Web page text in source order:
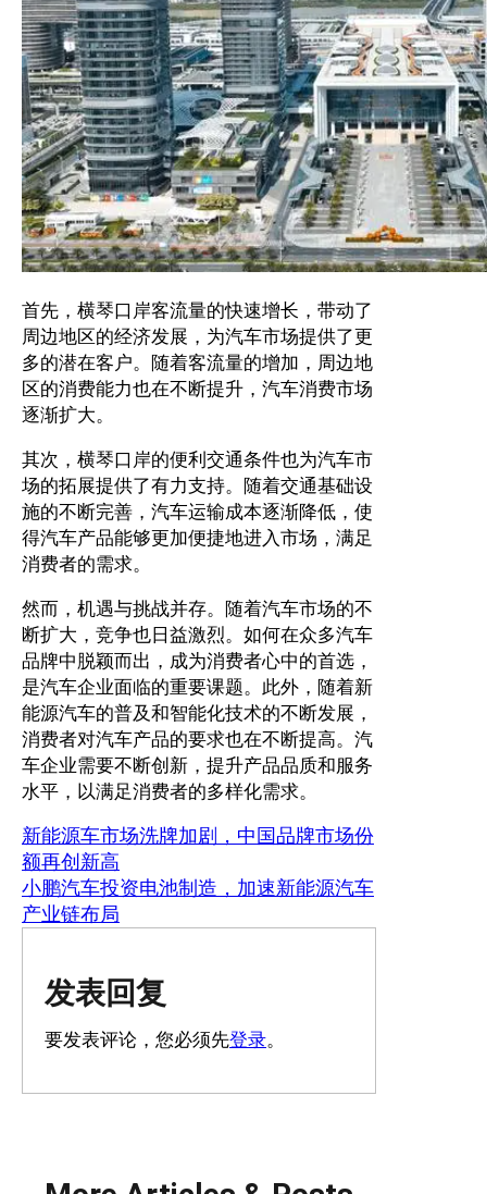
首先，横琴口岸客流量的快速增长，带动了
周边地区的经济发展，为汽车市场提供了更
多的潜在客户。随着客流量的增加，周边地
区的消费能力也在不断提升，汽车消费市场
逐渐扩大。
其次，横琴口岸的便利交通条件也为汽车市
场的拓展提供了有力支持。随着交通基础设
施的不断完善，汽车运输成本逐渐降低，使
得汽车产品能够更加便捷地进入市场，满足
消费者的需求。
然而，机遇与挑战并存。随着汽车市场的不
断扩大，竞争也日益激烈。如何在众多汽车
品牌中脱颖而出，成为消费者心中的首选，
是汽车企业面临的重要课题。此外，随着新
能源汽车的普及和智能化技术的不断发展，
消费者对汽车产品的要求也在不断提高。汽
车企业需要不断创新，提升产品品质和服务
水平，以满足消费者的多样化需求。
新能源车市场洗牌加剧，中国品牌市场份
额再创新高
小鹏汽车投资电池制造，加速新能源汽车
产业链布局
发表回复
要发表评论，您必须先登录。